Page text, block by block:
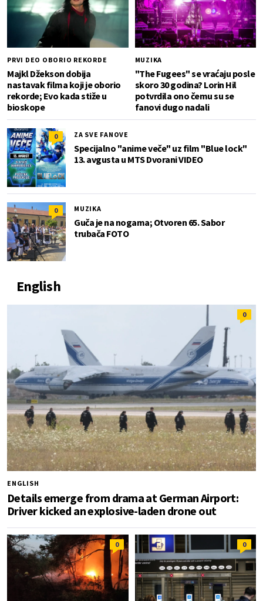
PRVI DEO OBORIO REKORDE
Majkl Džekson dobija
nastavak filma koji je oborio
rekorde; Evo kada stiže u
bioskope
MUZIKA
"The Fugees" se vraćaju posle
skoro 30 godina? Lorin Hil
potvrdila ono čemu su se
fanovi dugo nadali
0 ZA SVE FANOVE
Specijalno "anime veče" uz film "Blue lock"
13. avgusta u MTS Dvorani VIDEO
0 MUZIKA
Guča je na nogama; Otvoren 65. Sabor
trubača FOTO
English
0
ENGLISH
Details emerge from drama at German Airport:
Driver kicked an explosive-laden drone out
0 0